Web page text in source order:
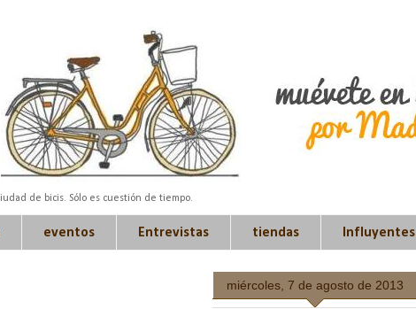
de bicis. Sólo es cuestión de tiempo.
eventos Entrevistas tiendas Influyentes
miércoles, 7 de agosto de 2013